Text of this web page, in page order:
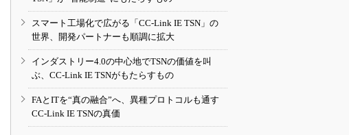
スマート工場化で広がる「CC-Link IE TSN」の
世界、開発パートナーも順調に拡大
インダストリー4.0の中心地でTSNの価値を叫
ぶ、CC-Link IE TSNがもたらすもの
FAとITを“真の融合”へ、異種プロトコルも通す
CC-Link IE TSNの真価